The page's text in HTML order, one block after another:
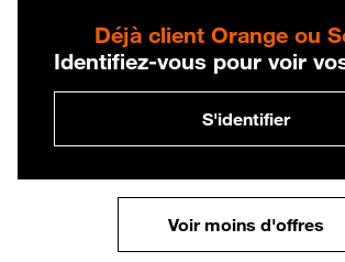
Déjà client Orange ou
Identifiez-vous pour voir
S'identifier
Voir moins d'offres